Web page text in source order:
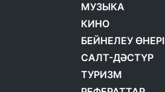
МУЗЫКА
КИНО
БЕЙНЕЛЕУ ӨНЕРІ
САЛТ-ДӘСТҮР
ТУРИЗМ